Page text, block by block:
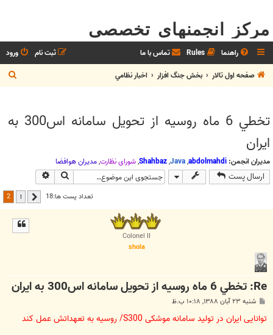
مرکز انجمنهای تخصصی
راهنما Rules تماس با ما ورود
ثبت نام
صفحه اول تالار
بخش جنگ افزار اخبار نظامي
س
تخطي 6 ماه روسيه از تحويل سامانه اس300 به
ايران
مدیران انجمن: abdolmahdi
,
Java
,
Shahbaz
,شوراي نظارت,مديران هوافضا
ارسال پست جستجو
تعداد پست ها:18 قبلی 1
2
Colonel II
shola
Re: تخطي 6 ماه روسيه از تحويل سامانه اس300 به ايران
ت
شنبه ۲۳ آبان ۱۳۸۸, ۱۰:۱۸ ب.ظ
توانایی ایران در تولید سامانه‌ موشکی S300/ روسیه به تعهداتش عمل کند